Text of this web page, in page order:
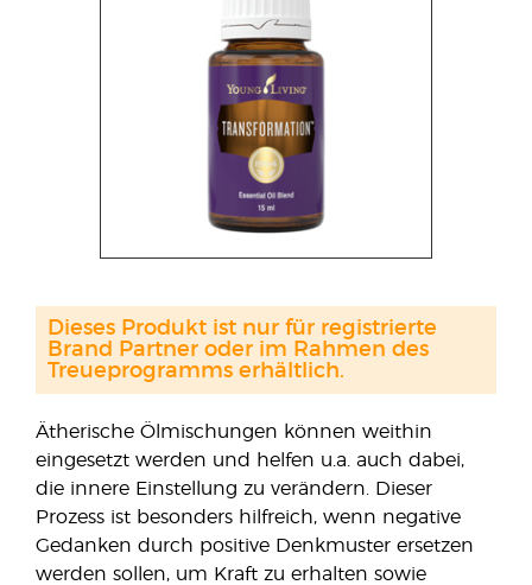
Ätherische Ölmischungen können weithin
eingesetzt werden und helfen u.a. auch dabei,
die innere Einstellung zu verändern. Dieser
Prozess ist besonders hilfreich, wenn negative
Gedanken durch positive Denkmuster ersetzen
werden sollen, um Kraft zu erhalten sowie
Dieses Produkt ist nur für registrierte
Brand Partner oder im Rahmen des
Treueprogramms erhältlich.